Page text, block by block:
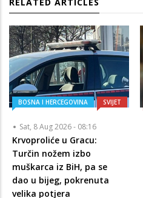
BOSNA I HERCEGOVINA SVIJET
Sat, 8 Aug 2026 - 08:16
Krvoproliće u Gracu:
Turčin nožem izbo
muškarca iz BiH, pa se
dao u bijeg, pokrenuta
velika potjera